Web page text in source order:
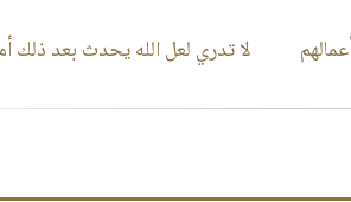
لا تدري لعل الله يحدث بعد ذلك